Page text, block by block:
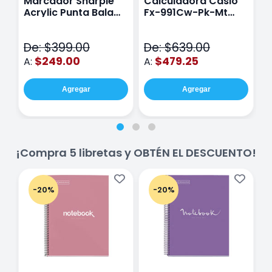
Acrylic Punta Bala
De: $399.00
A: $249.00
Agregar
Fx-991Cw-Pk-Mt
De: $639.00
A: $479.25
Agregar
¡Compra 5 libretas y OBTÉN EL DESCUENTO!
-20% -20%